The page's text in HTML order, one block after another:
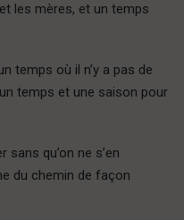
les mères, et un temps
temps où il n’y a pas de
temps et une saison pour
sans qu’on ne s’en
du chemin de façon